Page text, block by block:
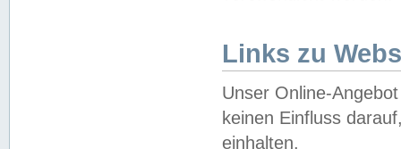
Links zu
Unser Online-
keinen Einfluss
einhalten.